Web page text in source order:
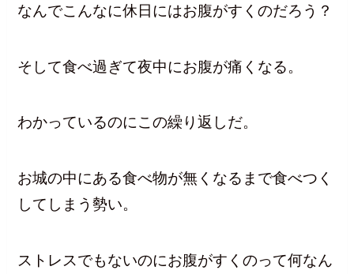
なんでこんなに休日にはお腹がすくのだろう？
そして食べ過ぎて夜中にお腹が痛くなる。
わかっているのにこの繰り返しだ。
お城の中にある食べ物が無くなるまで食べつく
してしまう勢い。
ストレスでもないのにお腹がすくのって何なん